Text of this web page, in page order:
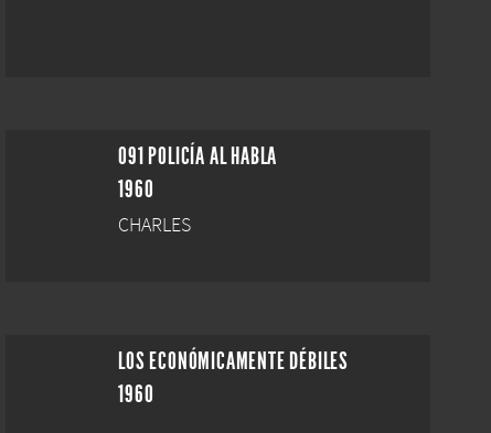
091 POLICÍA AL HABLA
1960
CHARLES
LOS ECONÓMICAMENTE DÉBILES
1960